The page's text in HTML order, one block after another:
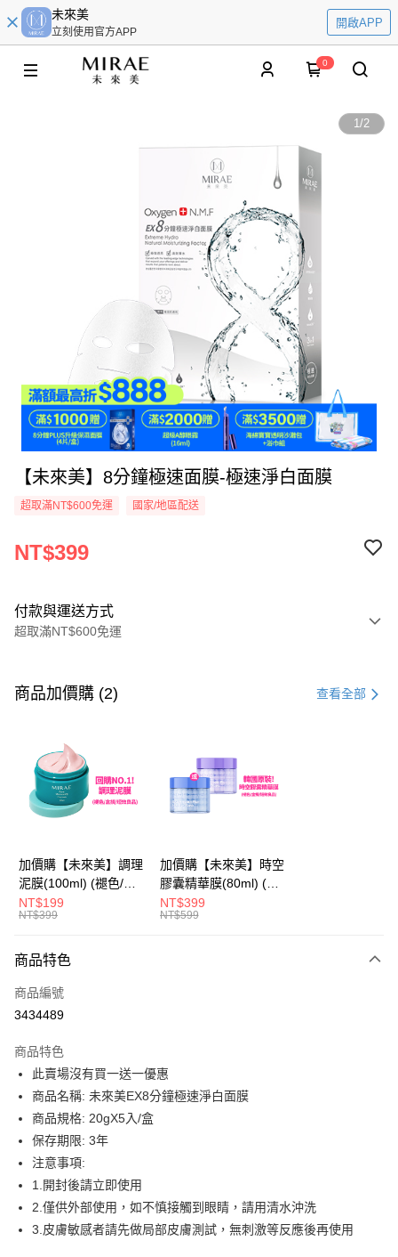
未來美
立刻使用官方APP
開啟APP
0
1/2
【未來美】8分鐘極速面膜-極速淨白面膜
超取滿NT$600免運 國家/地區配送
NT$399
付款與運送方式
超取滿NT$600免運
信用卡一次付款
LINE Pay
Apple Pay
街口支付
悠遊付
AFTEE先享後付
相關說明
便利好安心！
２．便利：只要手機號碼，簡訊認證，即可結帳。
３．安心：先確認商品／服務後，再付款。
【「AFTEE先享後付」結帳流程】
１．於結帳方式選擇「AFTEE先享後付」後，將跳轉至「AFTEE先享後付」
結帳頁面，進行簡訊認證並確認金額後，即可完成結帳。
２．訂單成立數日內，您將收到繳費通知簡訊。
ATM／網路銀行／等多元方式進行付款，方視為交易完成。
※ 請注意：結帳手續完成當下不需立刻繳費，但若您需要取消訂單，請聯絡
購買商品的店家。未經商家同意取消之訂單仍視為有效，需透過AFTEE先享
後付繳納相關費用。
※ 交易是否成功請以「AFTEE先享後付 」之結帳頁面顯示為準，若有關於
是否繳費成功／繳費後需取消欲退款等相關疑問，請聯繫「AFTEE先享後付
運送方式
全家取貨付款
付款後全家取貨
每筆NT$100，滿NT$600(含以上)免運費
每筆NT$100，滿NT$600(含以上)免運費
付款後萊爾富取貨
每筆NT$100，滿NT$600(含以上)免運費
商品加價購 (2) 查看全部
加價購【未來美】調理
泥膜(100ml) (褪色/盒
損/短效良品)
NT$199
NT$399
加價購【未來美】時空
膠囊精華膜(80ml) (褪
色/盒損/短效良品)
NT$399
NT$599
商品特色
商品編號
3434489
商品特色
此賣場沒有買一送一優惠
商品名稱: 未來美EX8分鐘極速淨白面膜
商品規格: 20gX5入/盒
保存期限: 3年
注意事項:
1.開封後請立即使用
2.僅供外部使用，如不慎接觸到眼睛，請用清水沖洗
3.皮膚敏感者請先做局部皮膚測試，無刺激等反應後再使用